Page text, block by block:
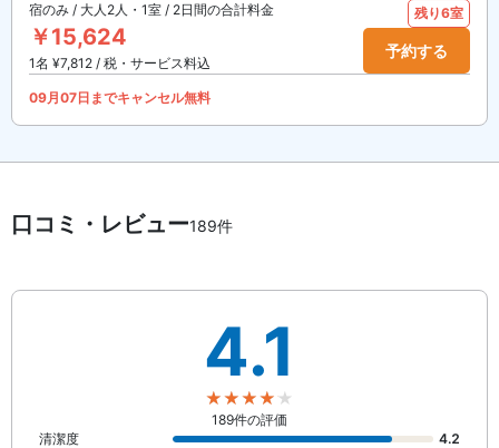
宿のみ / 大人2人・1室 / 2日間の合計料金
￥15,624
1名 ¥7,812 / 税・サービス料込
残り6室
予約する
09月07日までキャンセル無料
口コミ・レビュー189件
4.1
189件の評価
清潔度
4.2